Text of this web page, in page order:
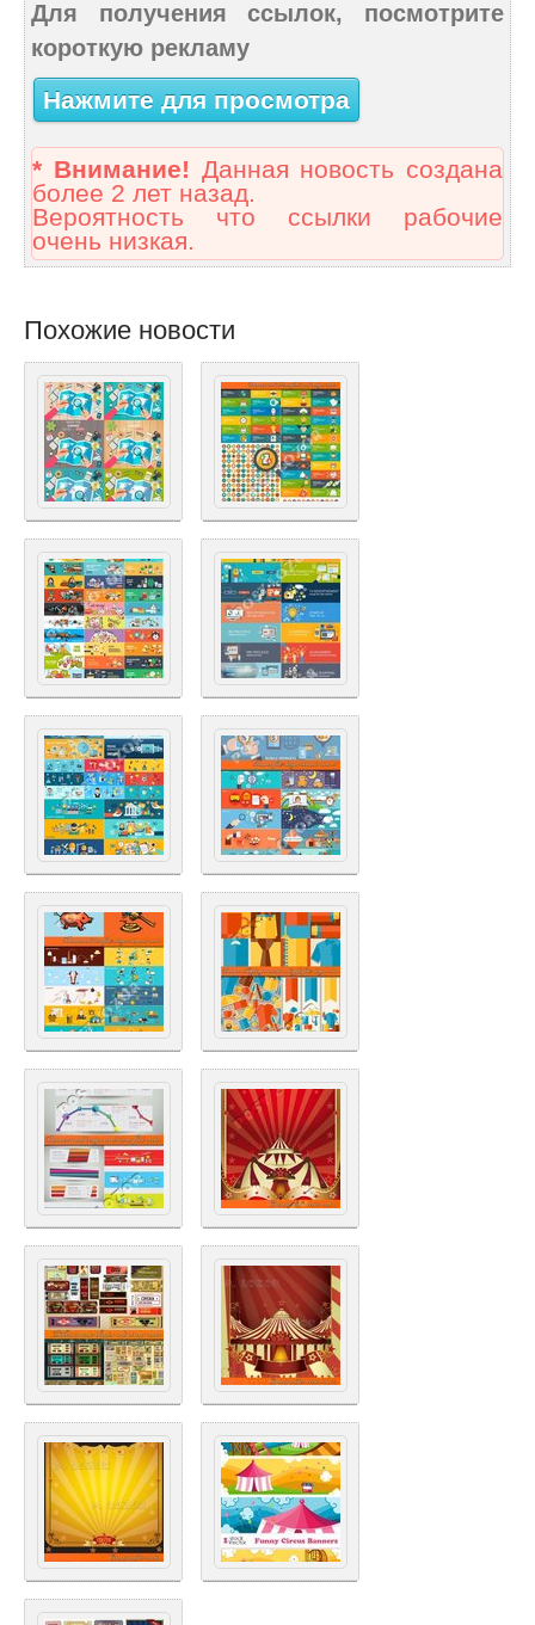
Для получения ссылок, посмотрите
короткую рекламу
Нажмите для просмотра
* Внимание! Данная новость создана
более 2 лет назад.
Вероятность что ссылки рабочие
очень низкая.
Похожие новости